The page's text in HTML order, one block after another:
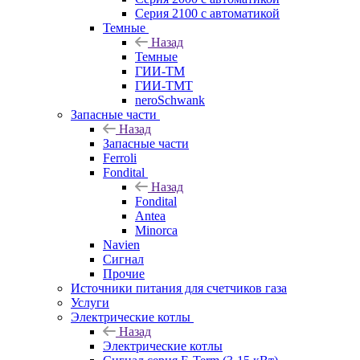
Серия 2100 с автоматикой
Темные
Назад
Темные
ГИИ-ТМ
ГИИ-ТМТ
neroSchwank
Запасные части
Назад
Запасные части
Ferroli
Fondital
Назад
Fondital
Antea
Minorca
Navien
Сигнал
Прочие
Источники питания для счетчиков газа
Услуги
Электрические котлы
Назад
Электрические котлы